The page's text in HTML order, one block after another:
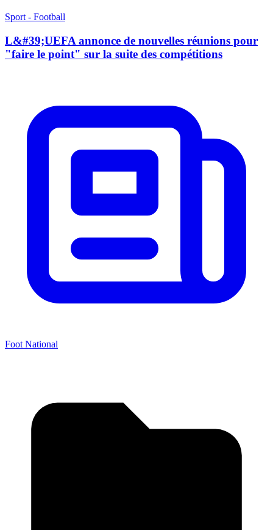
Sport - Football
L&#39;UEFA annonce de nouvelles réunions pour
"faire le point" sur la suite des compétitions
Foot National